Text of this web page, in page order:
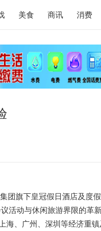
美食 商讯 消费
团旗下皇冠假日酒店及度
活动与休闲旅游界限的革
海、广州、深圳等经济重镇